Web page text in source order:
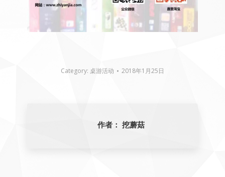
Category: 桌游活动 2018年1月25日
作者： 挖蘑菇